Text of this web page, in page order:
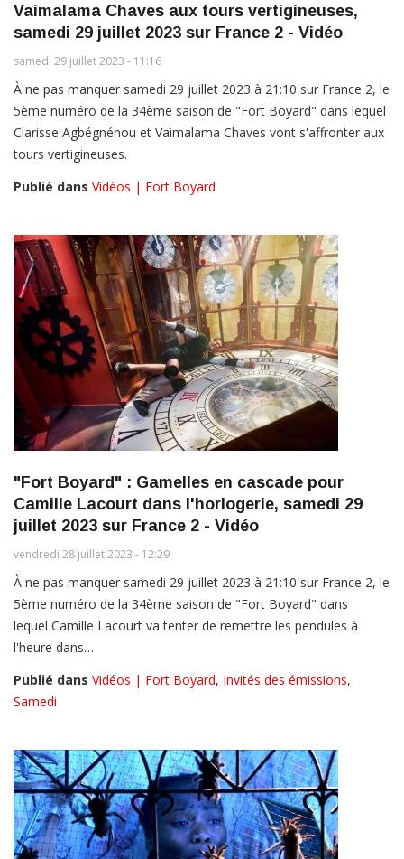
Vaimalama Chaves aux tours vertigineuses,
samedi 29 juillet 2023 sur France 2 - Vidéo
samedi 29 juillet 2023 - 11:16
À ne pas manquer samedi 29 juillet 2023 à 21:10 sur France 2, le
5ème numéro de la 34ème saison de "Fort Boyard" dans lequel
Clarisse Agbégnénou et Vaimalama Chaves vont s'affronter aux
tours vertigineuses.
Publié dans Vidéos | Fort Boyard
"Fort Boyard" : Gamelles en cascade pour
Camille Lacourt dans l'horlogerie, samedi 29
juillet 2023 sur France 2 - Vidéo
vendredi 28 juillet 2023 - 12:29
À ne pas manquer samedi 29 juillet 2023 à 21:10 sur France 2, le
5ème numéro de la 34ème saison de "Fort Boyard" dans
lequel Camille Lacourt va tenter de remettre les pendules à
l'heure dans…
Publié dans Vidéos | Fort Boyard, Invités des émissions,
Samedi